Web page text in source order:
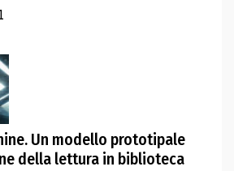
ricerca
Un modello prototipale
della lettura in biblioteca